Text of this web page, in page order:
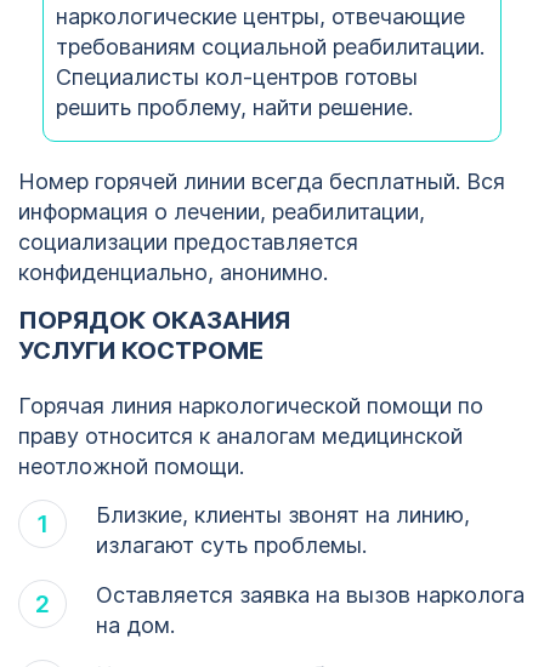
наркологические центры, отвечающие
требованиям социальной реабилитации.
Специалисты кол-центров готовы
решить проблему, найти решение.
Номер горячей линии всегда бесплатный. Вся
информация о лечении, реабилитации,
социализации предоставляется
конфиденциально, анонимно.
ПОРЯДОК ОКАЗАНИЯ
УСЛУГИ КОСТРОМЕ
Горячая линия наркологической помощи по
праву относится к аналогам медицинской
неотложной помощи.
Близкие, клиенты звонят на линию,
излагают суть проблемы.
Оставляется заявка на вызов нарколога
на дом.